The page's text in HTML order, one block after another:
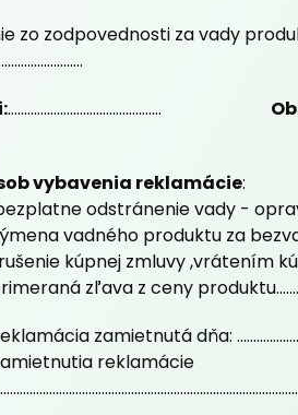
zo zodpovednosti za vady
...............................................
vybavenia reklamácie:
odstránenie vady -
vadného produktu za
kúpnej zmluvy ,vrátením
zľava z ceny
zamietnutá dňa:
reklamácie